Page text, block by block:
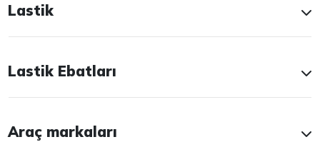
Lastik
Lastik Ebatları
Araç markaları